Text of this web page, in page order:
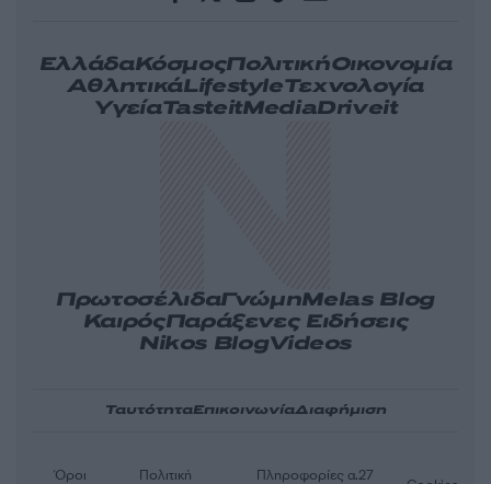
ΕλλάδαΚόσμοςΠολιτικήΟικονομία
ΑθλητικάLifestyleΤεχνολογία
ΥγείαTasteitMediaDriveit
ΠρωτοσέλιδαΓνώμηMelas Blog
ΚαιρόςΠαράξενες Ειδήσεις
Nikos BlogVideos
ΤαυτότηταΕπικοινωνίαΔιαφήμιση
Όροι Πολιτική Πληροφορίες α.27